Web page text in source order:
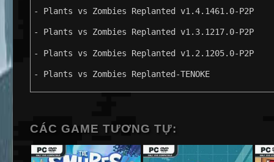
- Plants vs Zombies Replanted v1.4.1461.0-P2P
- Plants vs Zombies Replanted v1.3.1217.0-P2P
- Plants vs Zombies Replanted v1.2.1205.0-P2P
- Plants vs Zombies Replanted-TENOKE
CÁC GAME TƯƠNG TỰ: